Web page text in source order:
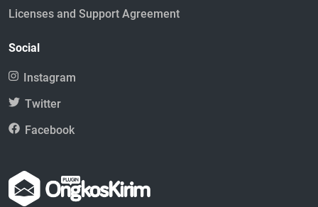
Licenses and Support Agreement
Social
Instagram
Twitter
Facebook